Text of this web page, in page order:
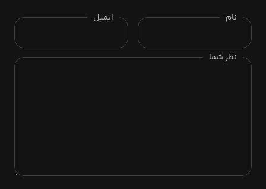
نام ایمیل
نظر شما